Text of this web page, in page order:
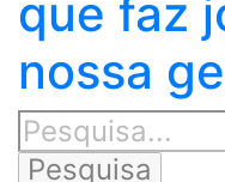
que faz
nossa